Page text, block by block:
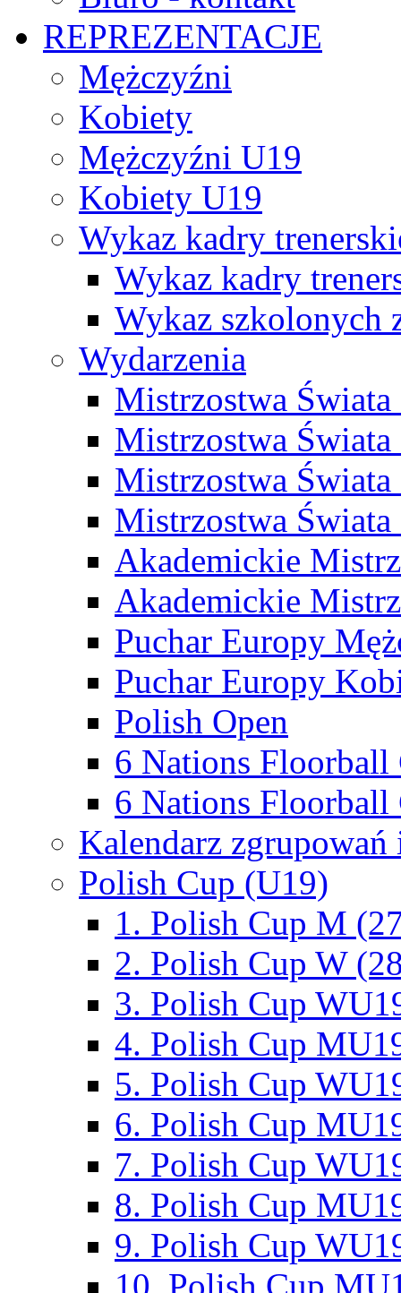
REPREZENTACJE
Mężczyźni
Kobiety
Mężczyźni U19
Kobiety U19
Wykaz kadry
Wykaz kadry
Wykaz szkolonych
Wydarzenia
Mistrzostwa
Mistrzostwa
Mistrzostwa
Mistrzostwa
Akademickie
Akademickie
Puchar Europy
Puchar Europy
Polish Open
6 Nations Floorball
6 Nations Floorball
Kalendarz
Polish Cup (U19)
1. Polish Cup M
2. Polish Cup W
3. Polish Cup
4. Polish Cup
5. Polish Cup
6. Polish Cup
7. Polish Cup
8. Polish Cup
9. Polish Cup
10. Polish Cup